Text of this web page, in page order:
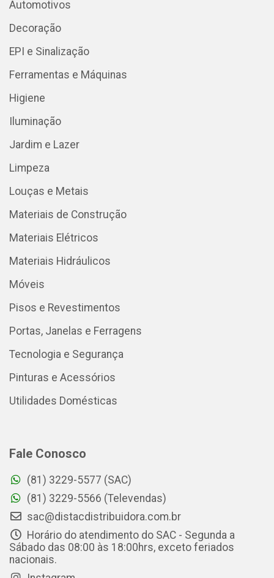
Automotivos
Decoração
EPI e Sinalização
Ferramentas e Máquinas
Higiene
Iluminação
Jardim e Lazer
Limpeza
Louças e Metais
Materiais de Construção
Materiais Elétricos
Materiais Hidráulicos
Móveis
Pisos e Revestimentos
Portas, Janelas e Ferragens
Tecnologia e Segurança
Pinturas e Acessórios
Utilidades Domésticas
Fale Conosco
(81) 3229-5577 (SAC)
(81) 3229-5566 (Televendas)
sac@distacdistribuidora.com.br
Horário do atendimento do SAC - Segunda a
Sábado das 08:00 às 18:00hrs, exceto feriados
nacionais.